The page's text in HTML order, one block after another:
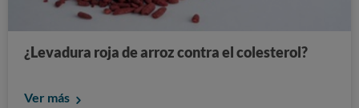
¿Levadura roja de arroz contra el colesterol?
Ver más